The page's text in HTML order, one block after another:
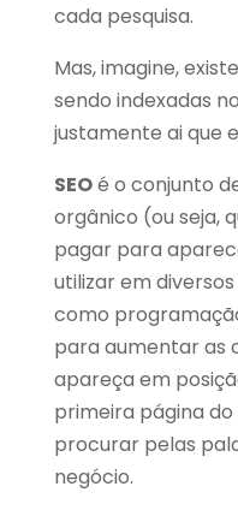
cada pesquisa.
Mas, imagine,
sendo indexadas
justamente ai que
SEOé o conjunto
orgânico (ou seja,
pagar para
utilizar em
como
para aumentar as
apareça em
primeira página
procurar pelas
negócio.